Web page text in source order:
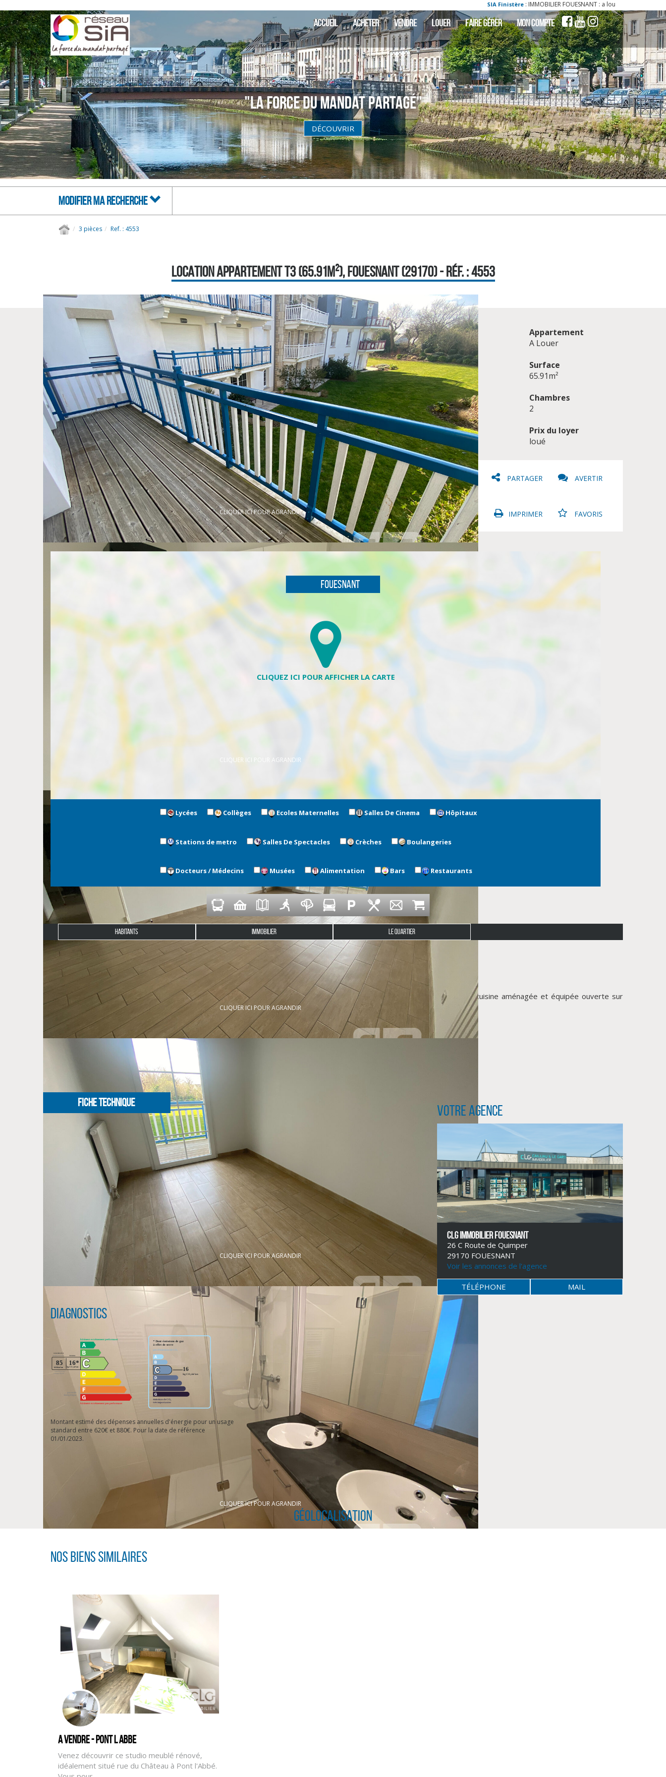
: IMMOBILIER FOUESNANT : a louer - locati appartement fouesnant
ACCUEIL ACHETER VENDRE LOUER FAIRE GÉRER MON COMPTE
"La Force du Mandat partagé"
DÉCOUVRIR
MODIFIER MA RECHERCHE
3 pièces Ref. : 4553
LOCATION APPARTEMENT T3 (65.91M²), FOUESNANT (29170) - RÉF. : 4553
CLIQUER ICI POUR AGRANDIR
CLIQUER ICI POUR AGRANDIR
CLIQUER ICI POUR AGRANDIR
CLIQUER ICI POUR AGRANDIR
CLIQUER ICI POUR AGRANDIR
Appartement
A Louer
Surface
65.91m²
Chambres
2
Prix du loyer
loué
PARTAGER AVERTIR
IMPRIMER FAVORIS
Fouesnant
Lycées Collèges Ecoles Maternelles Salles De Cinema Hôpitaux
Stations de metro Salles De Spectacles Crèches Boulangeries
Docteurs / Médecins Musées Alimentation Bars Restaurants
HABITANTS IMMOBILIER LE QUARTIER
Description du bien
BEG-MEIL Centre Résidence Le Clos Saint-Guénolé Très beau T3 au 1er étage exposé Sud offrant : entrée avec placard, cuisine aménagée et équipée ouverte sur
lumineux séjour, 2 chambres dont 1 accès terrasse, salle d'eau, wc. Place de parking.
Plafond de ressources soumis à loi Pinel.
FICHE TECHNIQUE Votre agence
CLG IMMOBILIER FOUESNANT
26 C Route de Quimper
29170 FOUESNANT
Voir les annonces de l'agence
TÉLÉPHONE MAIL
Diagnostics
Montant estimé des dépenses annuelles d'énergie pour un usage
standard entre 620€ et 880€. Pour la date de référence
01/01/2023.
Géolocalisation
Nos biens similaires
A vendre - PONT L ABBE
Venez découvrir ce studio meublé rénové,
idéalement situé rue du Château à Pont l'Abbé.